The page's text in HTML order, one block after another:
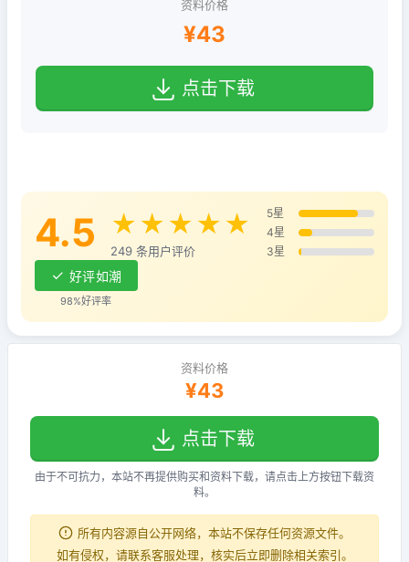
资料价格
¥43
点击下载
4.5 ★★★★★
249 条用户评价
5星
4星
3星
好评如潮
98%好评率
资料价格
¥43
点击下载
由于不可抗力，本站不再提供购买和资料下载，请点击上方按钮下载资
料。
所有内容源自公开网络，本站不保存任何资源文件。
如有侵权，请联系客服处理，核实后立即删除相关索引。